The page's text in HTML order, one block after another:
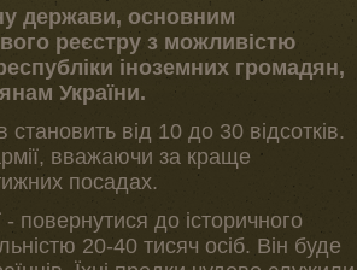
держави, основним
реєстру з можливістю
іноземних громадян,
України.
від 10 до 30 відсотків.
вважаючи за краще
посадах.
повернутися до історичного
20-40 тисяч осіб. Він буде